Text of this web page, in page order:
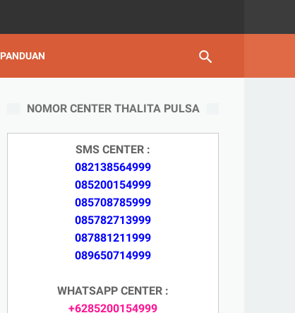
PANDUAN
NOMOR CENTER THALITA PULSA
SMS CENTER :
082138564999
085200154999
085708785999
085782713999
087881211999
089650714999
WHATSAPP CENTER :
+6285200154999